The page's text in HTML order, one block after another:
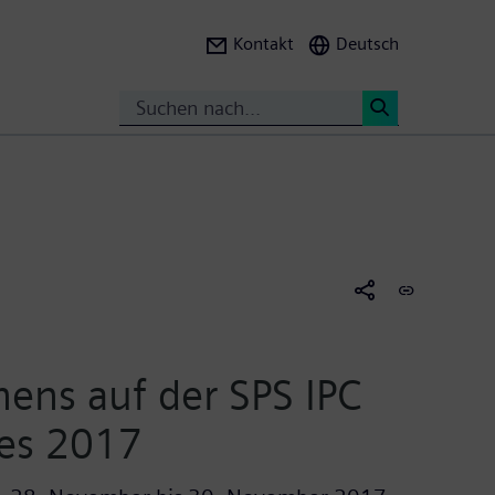
Kontakt Deutsch
auf der SPS IPC
2017